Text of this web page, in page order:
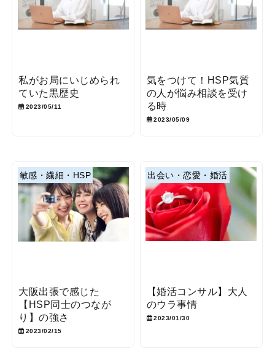
私がお局にいじめられ
ていた黒歴史
2023/05/11
気をつけて！HSP気質
の人が悩み相談を受け
る時
2023/05/09
敏感・繊細・HSP
大阪出張で感じた
【HSP同士のつなが
り】の強さ
2023/02/15
出会い・恋愛・婚活
【婚活コンサル】大人
のウラ事情
2023/01/30